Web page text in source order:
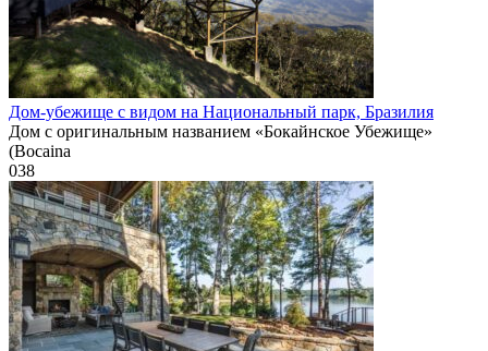
Дом-убежище с видом на Национальный парк, Бразилия
Дом с оригинальным названием «Бокайнское Убежище»
(Bocaina
038